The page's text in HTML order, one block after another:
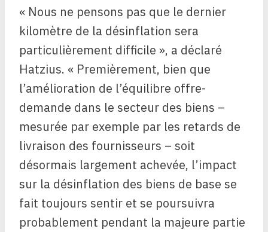
« Nous ne pensons pas que le dernier
kilomètre de la désinflation sera
particulièrement difficile », a déclaré
Hatzius. « Premièrement, bien que
l’amélioration de l’équilibre offre-
demande dans le secteur des biens –
mesurée par exemple par les retards de
livraison des fournisseurs – soit
désormais largement achevée, l’impact
sur la désinflation des biens de base se
fait toujours sentir et se poursuivra
probablement pendant la majeure partie